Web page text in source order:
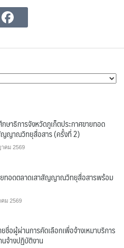
ษาธิการจังหวัดภูเก็ตประกาศขายทอด
ญญาณวิทยุสื่อสาร (ครั้งที่ 2)
คม 2569
ยทอดตลาดเสาสัญญาณวิทยุสื่อสารพร้อม
ม 2569
ยชื่อผู้ผ่านการคัดเลือกเพื่อจ้างเหมาบริการ
จ้างปฏิบัติงาน